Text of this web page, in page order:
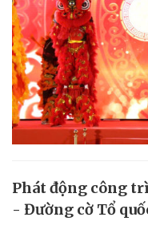
Phát động công
- Đường cờ Tổ